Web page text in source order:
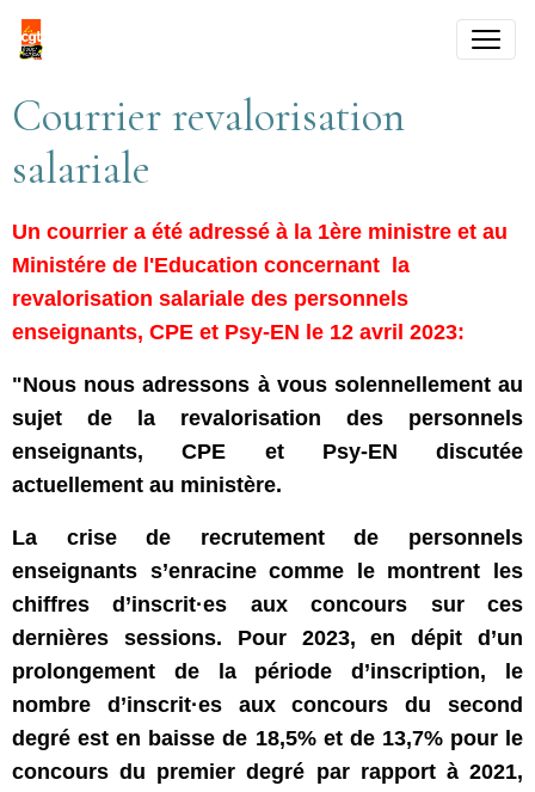
Courrier revalorisation
salariale
Un courrier a été adressé à la 1ère ministre et au
Ministére de l'Education concernant la
revalorisation salariale des personnels
enseignants, CPE et Psy-EN le 12 avril 2023:
"Nous nous adressons à vous solennellement au
sujet de la revalorisation des personnels
enseignants, CPE et Psy-EN discutée
actuellement au ministère.
La crise de recrutement de personnels
enseignants s’enracine comme le montrent les
chiffres d’inscrit·es aux concours sur ces
dernières sessions. Pour 2023, en dépit d’un
prolongement de la période d’inscription, le
nombre d’inscrit·es aux concours du second
degré est en baisse de 18,5% et de 13,7% pour le
concours du premier degré par rapport à 2021,